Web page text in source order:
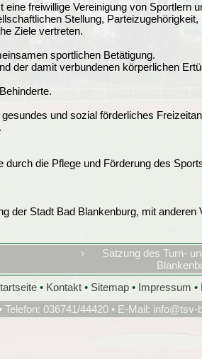
freiwillige Vereinigung von Sportlern
Stellung,
Ziele vertreten.
sportlichen Betätigung.
der damit verbundenen körperlichen
und sozial förderliches
die Pflege und Förderung des
der Stadt Bad Blankenburg, mit anderen
›
Satzung des Turn-
• Kontakt • Sitemap • Impressum •
036741/44420 • E-Mail: info@tsv-